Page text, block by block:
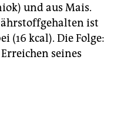
und aus Mais.
ist
(16 kcal). Die Folge:
seines